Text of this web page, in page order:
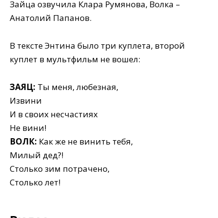
Зайца озвучила Клара Румянова, Волка –
Анатолий Папанов.
В тексте Энтина было три куплета, второй
куплет в мультфильм не вошел:
ЗАЯЦ: Ты меня, любезная,
Извини
И в своих несчастиях
Не вини!
ВОЛК: Как же не винить тебя,
Милый дед?!
Столько зим потрачено,
Столько лет!